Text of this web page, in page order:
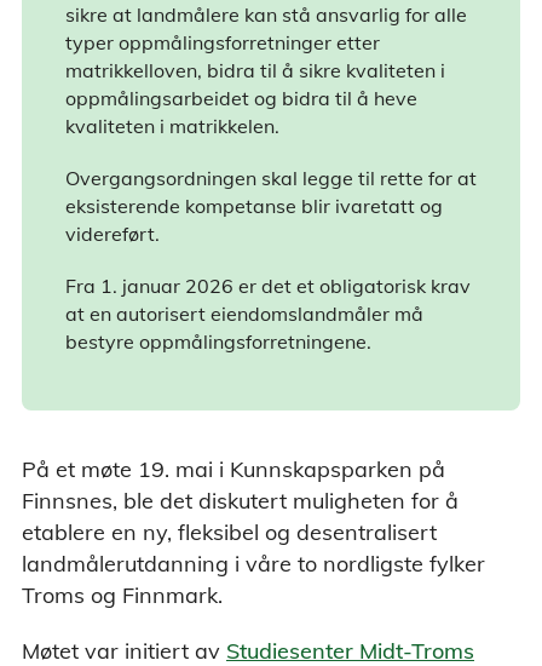
sikre at landmålere kan stå ansvarlig for alle
typer oppmålingsforretninger etter
matrikkelloven, bidra til å sikre kvaliteten i
oppmålingsarbeidet og bidra til å heve
kvaliteten i matrikkelen.
Overgangsordningen skal legge til rette for at
eksisterende kompetanse blir ivaretatt og
videreført.
Fra 1. januar 2026 er det et obligatorisk krav
at en autorisert eiendomslandmåler må
bestyre oppmålingsforretningene.
På et møte 19. mai i Kunnskapsparken på
Finnsnes, ble det diskutert muligheten for å
etablere en ny, fleksibel og desentralisert
landmålerutdanning i våre to nordligste fylker
Troms og Finnmark.
Møtet var initiert av Studiesenter Midt-Troms